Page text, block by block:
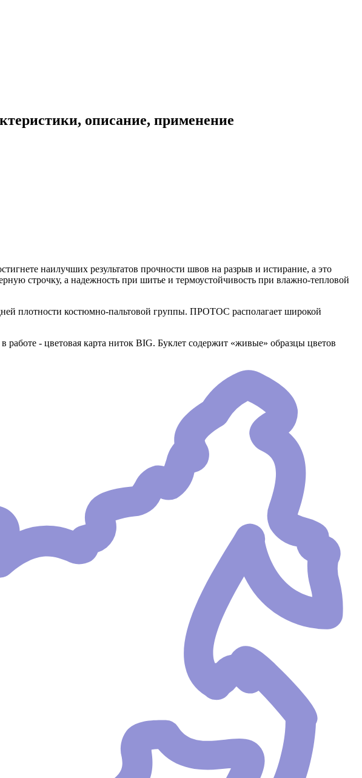
описание, применение
наилучших результатов прочности швов на разрыв и истирание, а это
строчку, а надежность при шитье и термоустойчивость при влажно-тепловой
плотности костюмно-пальтовой группы. ПРОТОС располагает широкой
- цветовая карта ниток BIG. Буклет содержит «живые» образцы цветов